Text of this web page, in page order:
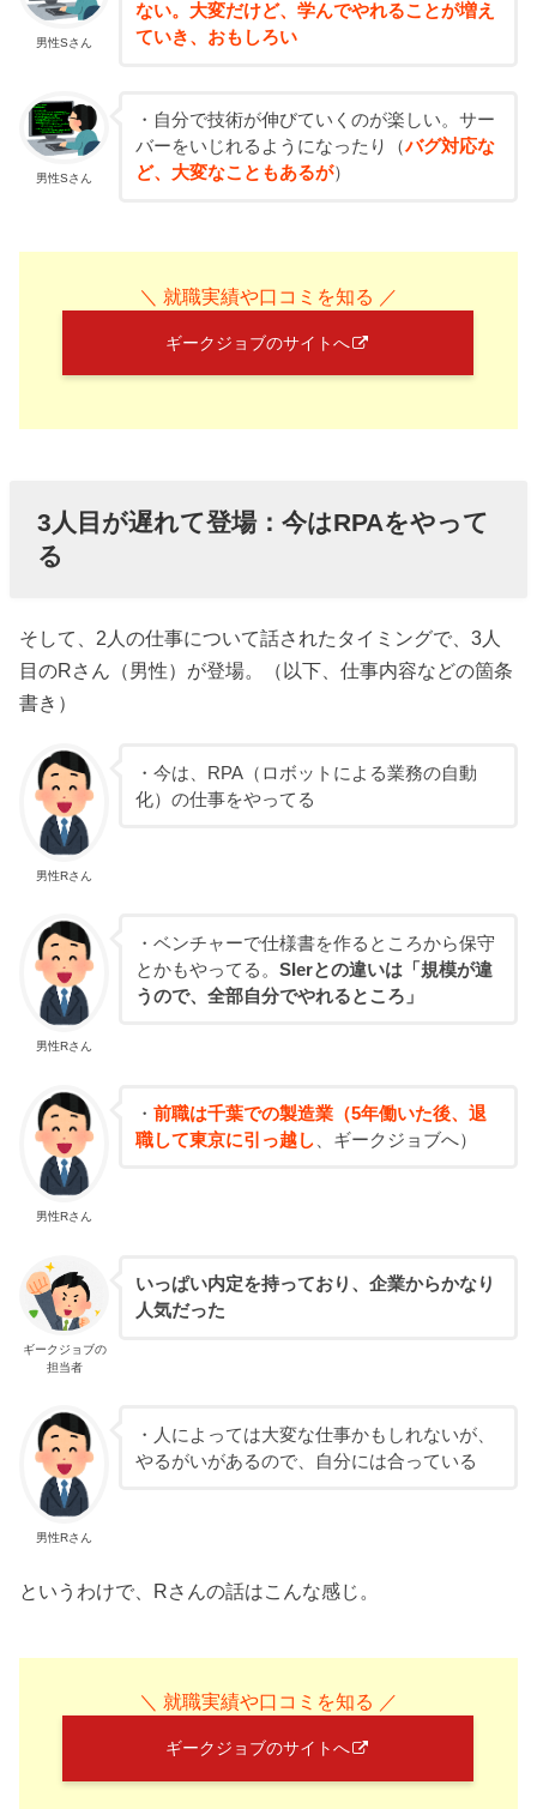
男性Sさん
ない。大変だけど、学んでやれることが増え
ていき、おもしろい
男性Sさん
・自分で技術が伸びていくのが楽しい。サー
バーをいじれるようになったり（バグ対応な
ど、大変なこともあるが）
＼ 就職実績や口コミを知る ／
ギークジョブのサイトへ
3人目が遅れて登場：今はRPAをやって
る
そして、2人の仕事について話されたタイミングで、3人
目のRさん（男性）が登場。（以下、仕事内容などの箇条
書き）
男性Rさん
・今は、RPA（ロボットによる業務の自動
化）の仕事をやってる
男性Rさん
・ベンチャーで仕様書を作るところから保守
とかもやってる。 SIerとの違いは「規模が違
うので、全部自分でやれるところ」
男性Rさん
・ 前職は千葉での製造業（5年働いた後、退
職して東京に引っ越し 、ギークジョブへ）
ギークジョブの
担当者
いっぱい内定を持っており、企業からかなり
人気だった
男性Rさん
・人によっては大変な仕事かもしれないが、
やるがいがあるので、自分には合っている
というわけで、Rさんの話はこんな感じ。
＼ 就職実績や口コミを知る ／
ギークジョブのサイトへ